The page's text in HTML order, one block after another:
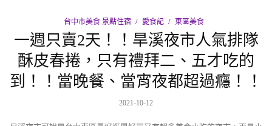
台中市美食.景點住宿 愛食記 東區美食
一週只賣2天！！旱溪夜市人氣排隊
酥皮春捲，只有禮拜二、五才吃的
到！！當晚餐、當宵夜都超過癮！！
2021-10-12